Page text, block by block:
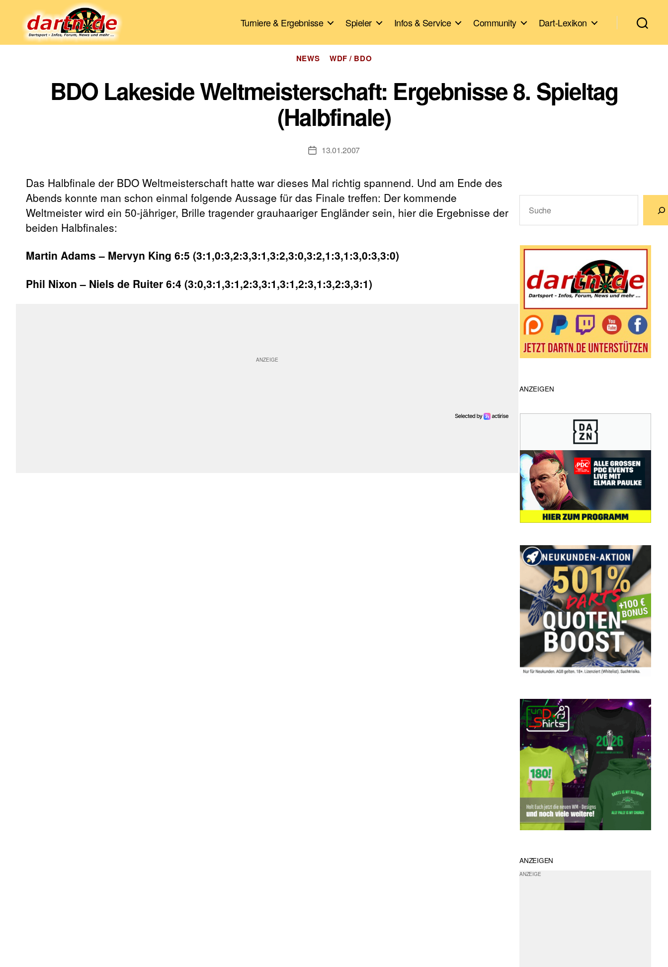
Turniere & Ergebnisse Spieler Infos & Service Community Dart-Lexikon
Kategorien
NEWS WDF / BDO
BDO Lakeside Weltmeisterschaft: Ergebnisse 8. Spieltag
(Halbfinale)
Veröffentlichungsdatum
13.01.2007
Das Halbfinale der BDO Weltmeisterschaft hatte war dieses Mal richtig spannend. Und am Ende des
Abends konnte man schon einmal folgende Aussage für das Finale treffen: Der kommende
Weltmeister wird ein 50-jähriger, Brille tragender grauhaariger Engländer sein, hier die Ergebnisse der
beiden Halbfinales:
Martin Adams – Mervyn King 6:5 (3:1,0:3,2:3,3:1,3:2,3:0,3:2,1:3,1:3,0:3,3:0)
Phil Nixon – Niels de Ruiter 6:4 (3:0,3:1,3:1,2:3,3:1,3:1,2:3,1:3,2:3,3:1)
ANZEIGEN
ANZEIGEN